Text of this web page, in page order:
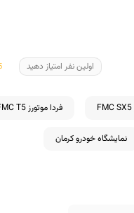
اولین نفر امتیاز دهید
فردا موتورز FMC T5
نمایشگاه خودرو کرمان